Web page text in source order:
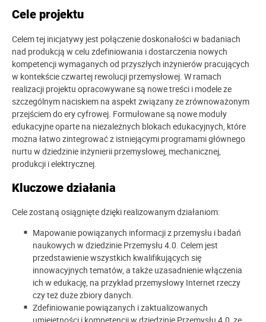
Cele projektu
Celem tej inicjatywy jest połączenie doskonałości w badaniach
nad produkcją w celu zdefiniowania i dostarczenia nowych
kompetencji wymaganych od przyszłych inżynierów pracujących
w kontekście czwartej rewolucji przemysłowej. W ramach
realizacji projektu opracowywane są nowe treści i modele ze
szczególnym naciskiem na aspekt związany ze zrównoważonym
przejściem do ery cyfrowej. Formułowane są nowe moduły
edukacyjne oparte na niezależnych blokach edukacyjnych, które
można łatwo zintegrować z istniejącymi programami głównego
nurtu w dziedzinie inżynierii przemysłowej, mechanicznej,
produkcji i elektrycznej.
Kluczowe działania
Cele zostaną osiągnięte dzięki realizowanym działaniom:
Mapowanie powiązanych informacji z przemysłu i badań
naukowych w dziedzinie Przemysłu 4.0. Celem jest
przedstawienie wszystkich kwalifikujących się
innowacyjnych tematów, a także uzasadnienie włączenia
ich w edukację, na przykład przemysłowy Internet rzeczy
czy też duże zbiory danych.
Zdefiniowanie powiązanych i zaktualizowanych